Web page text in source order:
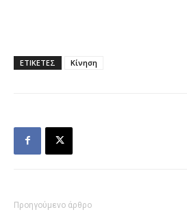
ΕΤΙΚΕΤΕΣ Κίνηση
Προηγούμενο άρθρο